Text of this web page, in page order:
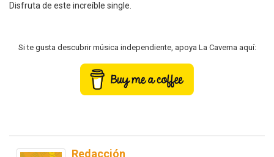
Disfruta de este increíble single.
Si te gusta descubrir música independiente, apoya La Caverna aquí:
Redacción